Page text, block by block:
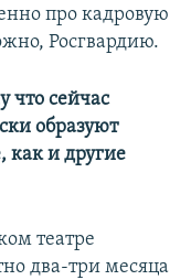
про кадровую
Росгвардию.
что сейчас
образуют
как и другие
театре
два-три месяца